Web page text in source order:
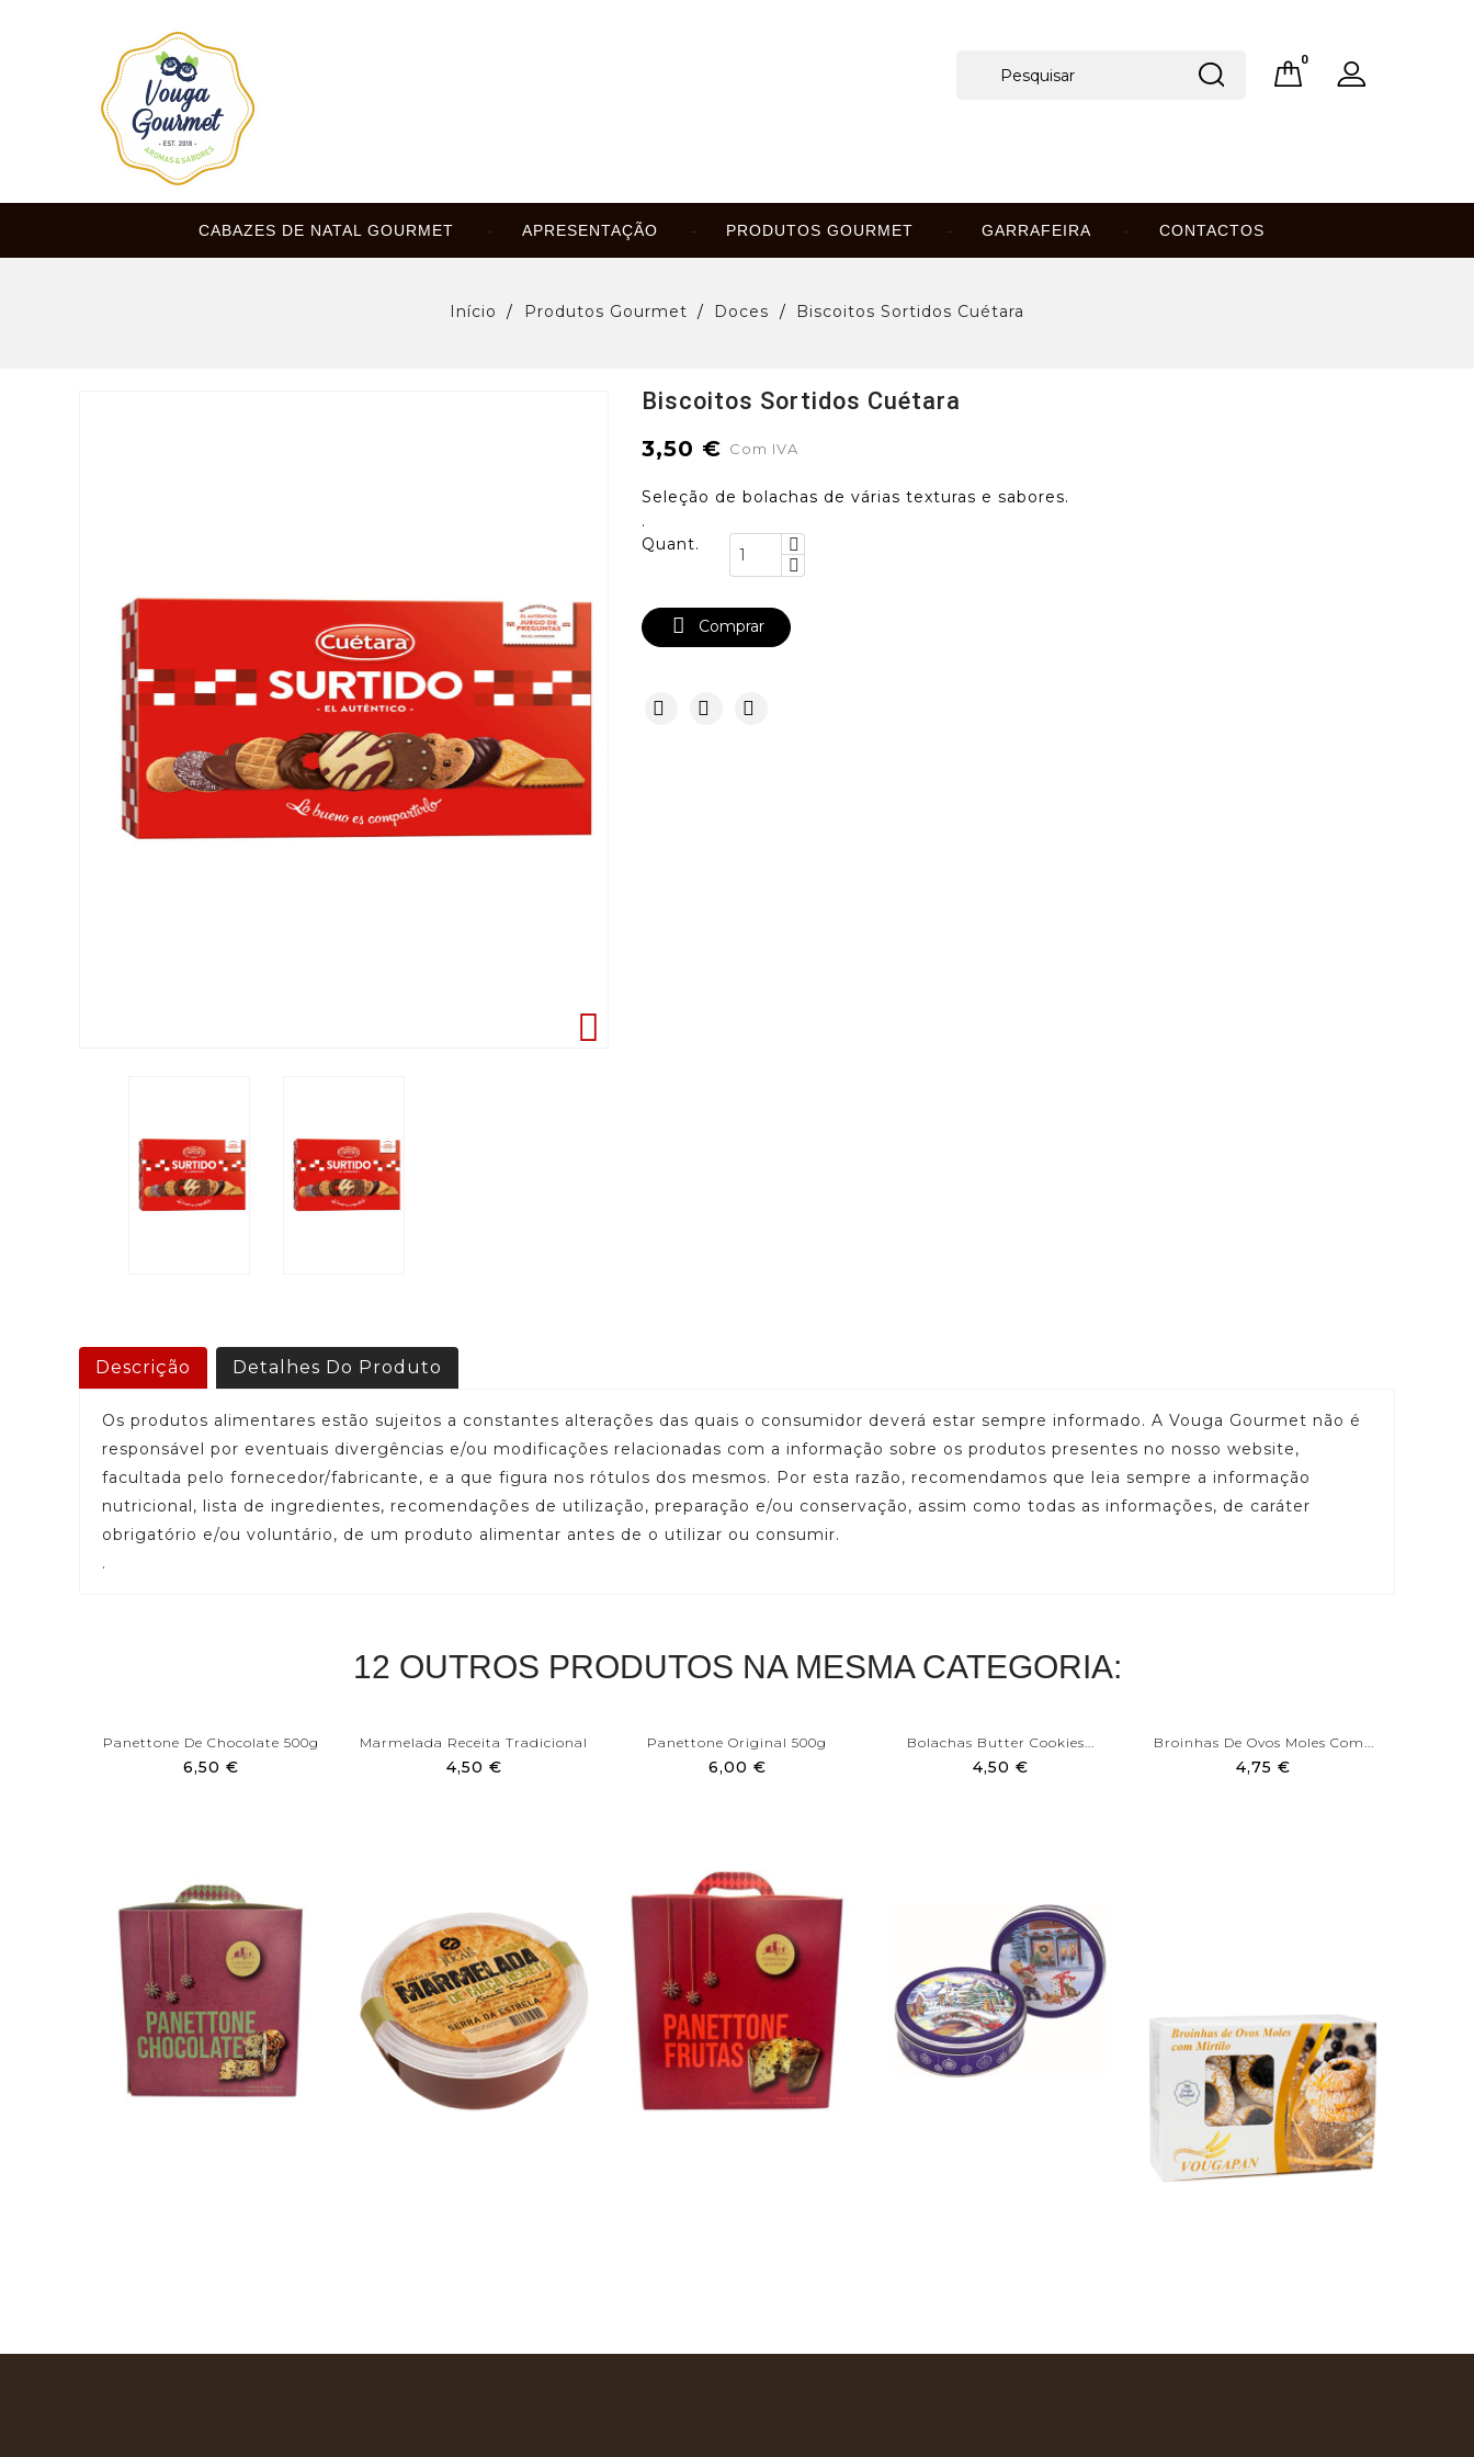
0
CABAZES DE NATAL GOURMET APRESENTAÇÃO PRODUTOS GOURMET GARRAFEIRA CONTACTOS
Início Produtos Gourmet Doces Biscoitos Sortidos Cuétara

Biscoitos Sortidos Cuétara
3,50 € Com IVA
Seleção de bolachas de várias texturas e sabores.
.
Quant.
 Comprar
Descrição Detalhes Do Produto
Os produtos alimentares estão sujeitos a constantes alterações das quais o consumidor deverá estar sempre informado. A Vouga Gourmet não é
responsável por eventuais divergências e/ou modificações relacionadas com a informação sobre os produtos presentes no nosso website,
facultada pelo fornecedor/fabricante, e a que figura nos rótulos dos mesmos. Por esta razão, recomendamos que leia sempre a informação
nutricional, lista de ingredientes, recomendações de utilização, preparação e/ou conservação, assim como todas as informações, de caráter
obrigatório e/ou voluntário, de um produto alimentar antes de o utilizar ou consumir.
.
12 OUTROS PRODUTOS NA MESMA CATEGORIA:
Panettone De Chocolate 500g
6,50 €
Marmelada Receita Tradicional
4,50 €
Panettone Original 500g
6,00 €
Bolachas Butter Cookies...
4,50 €
Broinhas De Ovos Moles Com...
4,75 €